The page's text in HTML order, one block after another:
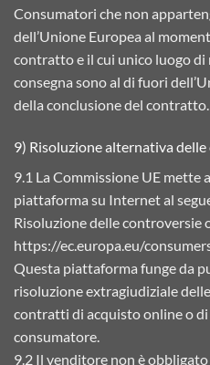
Consumatori che non
dell’Unione Europea al
contratto e il cui unico luogo di
consegna sono al di fuori
della conclusione del contratto.
9) Risoluzione alternativa
9.1 La Commissione UE mette
piattaforma su Internet al
Risoluzione delle controversie
https://ec.europa.eu/
Questa piattaforma funge da
risoluzione extragiudiziale
contratti di acquisto online o
consumatore.
9.2 Il venditore non è